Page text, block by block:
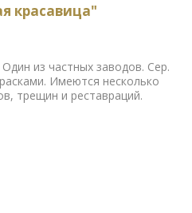
красавица"
из частных заводов. Сер.
Имеются несколько
трещин и реставраций.